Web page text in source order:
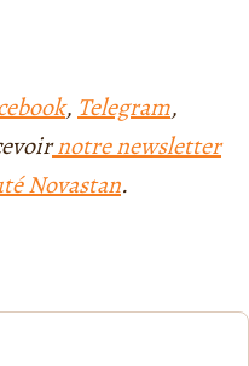
,Telegram,
notre newsletter
Novastan.